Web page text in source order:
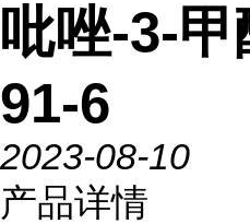
吡唑-3-
91-6
2023-08-10
产品详情